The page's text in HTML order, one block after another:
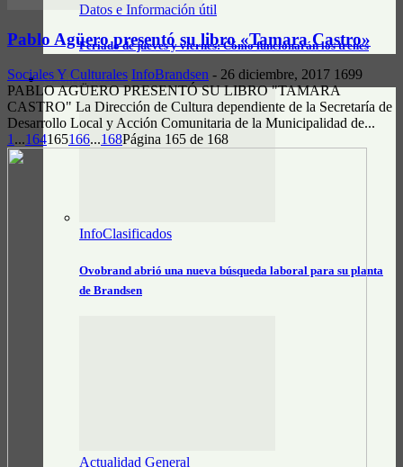
Datos e Información útil
Feriado de jueves y viernes: Cómo funcionarán los trenes
CLASIFICADOS
InfoClasificados
Ovobrand abrió una nueva búsqueda laboral para su planta
de Brandsen
Actualidad General
Pablo Agüero presentó su libro «Tamara Castro»
Sociales Y Culturales InfoBrandsen - 26 diciembre, 2017 1699
PABLO AGÜERO PRESENTÓ SU LIBRO "TAMARA
CASTRO" La Dirección de Cultura dependiente de la Secretaría de
Desarrollo Local y Acción Comunitaria de la Municipalidad de...
1 ...164165166...168Página 165 de 168